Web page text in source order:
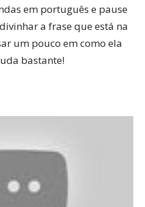
em português e pause
a frase que está na
um pouco em como ela
bastante!